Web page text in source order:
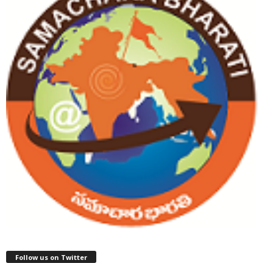
Follow us on Twitter